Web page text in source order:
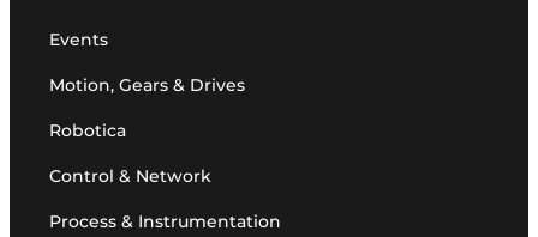
Events
Motion, Gears & Drives
Robotica
Control & Network
Process & Instrumentation